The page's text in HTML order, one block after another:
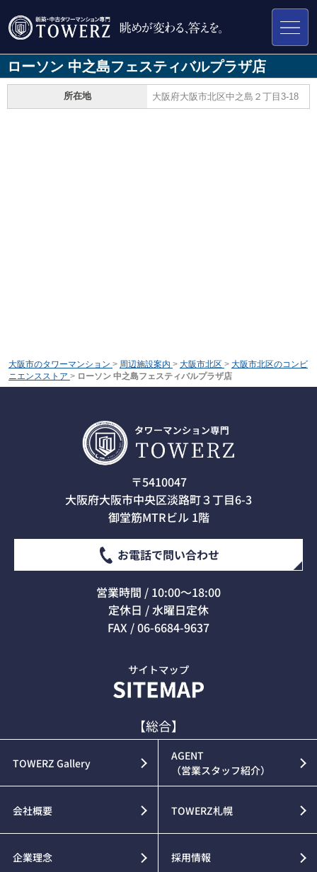
ローソン 中之島フェスティバルプラザ店
所在地 大阪府大阪市北区中之島２丁目3-18
大阪市のタワーマンション > 周辺施設案内 > 大阪市北区 > 大阪市北区のコンビ
ニエンスストア > ローソン 中之島フェスティバルプラザ店
〒5410047
大阪府大阪市中央区淡路町３丁目6-3
御堂筋MTRビル 1階
お電話で問い合わせ
営業時間 / 10:00～18:00
定休日 / 水曜日定休
FAX / 06-6684-9637
【総合】
TOWERZ Gallery
AGENT
（営業スタッフ紹介）
会社概要 TOWERZ札幌
企業理念 採用情報